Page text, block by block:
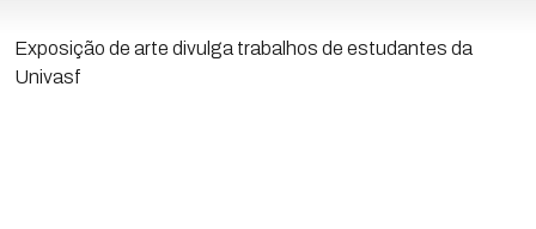
Exposição de arte divulga trabalhos de estudantes da
Univasf